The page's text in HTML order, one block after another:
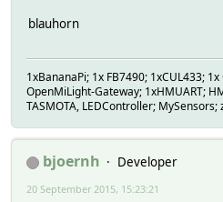
blauhorn
1xBananaPi; 1x FB7490; 1xCUL433;
OpenMiLight-Gateway; 1xHMUART;
TASMOTA, LEDController;
bjoernh
Developer
20 September 2015, 15:23:21